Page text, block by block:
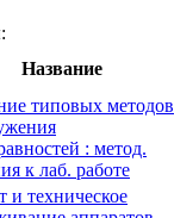
Название
типовых методов
: метод.
к лаб. работе
и техническое